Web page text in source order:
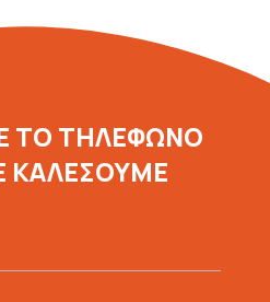
ΤΟ ΤΗΛΕΦΩΝΟ
ΚΑΛΕΣΟΥΜΕ